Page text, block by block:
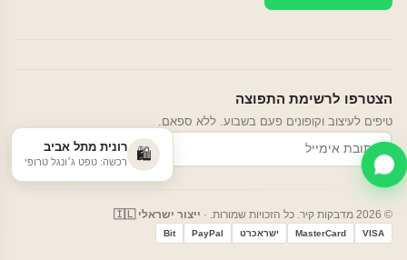
הצטרפו לרשימת התפוצה
טיפים לעיצוב וקופונים פעם בשבוע. ללא ספאם.
הרשמה
© 2026 מדבקות קיר. כל הזכויות שמורות. · ייצור ישראלי 🇮🇱
VISA
MasterCard ישראכרט PayPal
Bit
🛍️ רונית מתל אביב
רכשה: טפט ג׳ונגל טרופי